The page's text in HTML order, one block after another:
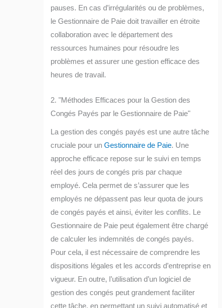
pauses. En cas d’irrégularités ou de problèmes,
le Gestionnaire de Paie doit travailler en étroite
collaboration avec le département des
ressources humaines pour résoudre les
problèmes et assurer une gestion efficace des
heures de travail.
2. "Méthodes Efficaces pour la Gestion des
Congés Payés par le Gestionnaire de Paie"
La gestion des congés payés est une autre tâche
cruciale pour unGestionnaire de Paie. Une
approche efficace repose sur le suivi en temps
réel des jours de congés pris par chaque
employé. Cela permet de s’assurer que les
employés ne dépassent pas leur quota de jours
de congés payés et ainsi, éviter les conflits. Le
Gestionnaire de Paie peut également être chargé
de calculer les indemnités de congés payés.
Pour cela, il est nécessaire de comprendre les
dispositions légales et les accords d’entreprise en
vigueur. En outre, l’utilisation d’un logiciel de
gestion des congés peut grandement faciliter
cette tâche, en permettant un suivi automatisé et